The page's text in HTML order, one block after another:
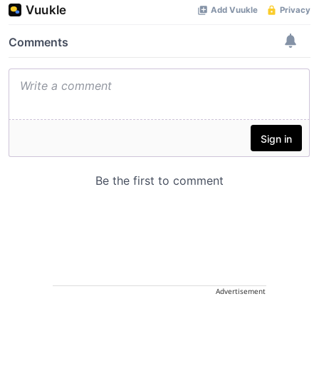
Advertisement